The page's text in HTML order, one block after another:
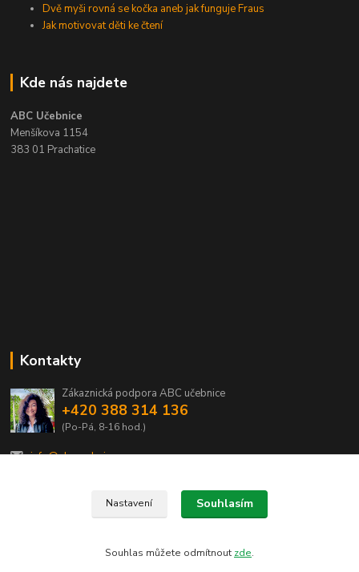
Dvě myši rovná se kočka aneb jak funguje Fraus
Jak motivovat děti ke čtení
Kde nás najdete
ABC Učebnice
Menšíkova 1154
383 01 Prachatice
Kontakty
Zákaznická podpora ABC učebnice
+420 388 314 136
(Po-Pá, 8-16 hod.)
info@abcucebnice.cz
Designed by Rostas 2020
Nastavení Souhlasím
Souhlas můžete odmítnout zde.